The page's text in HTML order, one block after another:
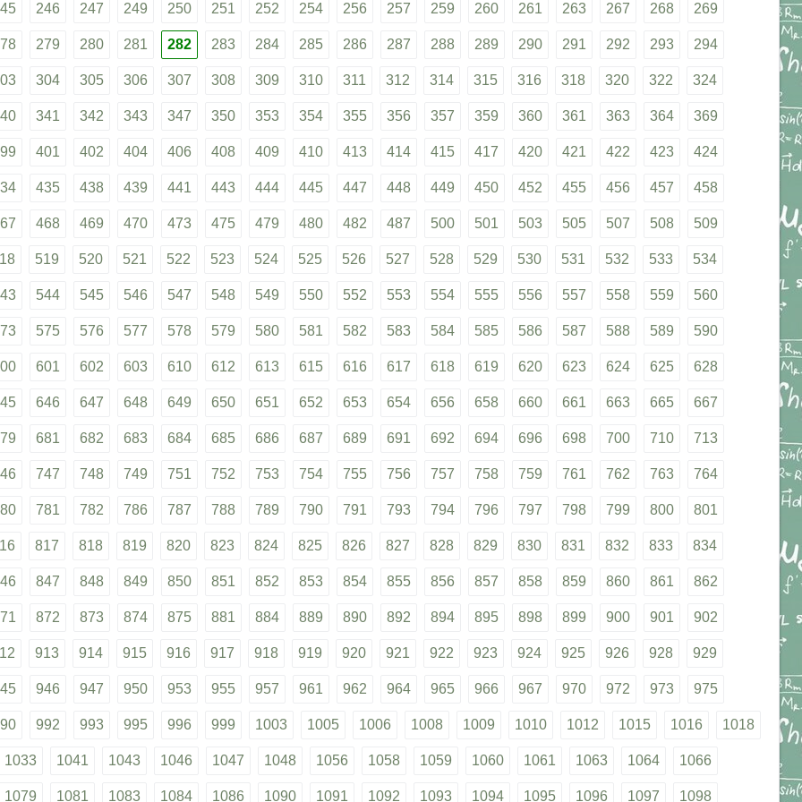
246 247 249 250 251 252 254 256 257 259 260 261 263 267 268 269
279 280 281 282 283 284 285 286 287 288 289 290 291 292 293 294
304 305 306 307 308 309 310 311 312 314 315 316 318 320 322 324
341 342 343 347 350 353 354 355 356 357 359 360 361 363 364 369
401 402 404 406 408 409 410 413 414 415 417 420 421 422 423 424
435 438 439 441 443 444 445 447 448 449 450 452 455 456 457 458
468 469 470 473 475 479 480 482 487 500 501 503 505 507 508 509
519 520 521 522 523 524 525 526 527 528 529 530 531 532 533 534
544 545 546 547 548 549 550 552 553 554 555 556 557 558 559 560
575 576 577 578 579 580 581 582 583 584 585 586 587 588 589 590
601 602 603 610 612 613 615 616 617 618 619 620 623 624 625 628
646 647 648 649 650 651 652 653 654 656 658 660 661 663 665 667
681 682 683 684 685 686 687 689 691 692 694 696 698 700 710 713
747 748 749 751 752 753 754 755 756 757 758 759 761 762 763 764
781 782 786 787 788 789 790 791 793 794 796 797 798 799 800 801
817 818 819 820 823 824 825 826 827 828 829 830 831 832 833 834
847 848 849 850 851 852 853 854 855 856 857 858 859 860 861 862
872 873 874 875 881 884 889 890 892 894 895 898 899 900 901 902
913 914 915 916 917 918 919 920 921 922 923 924 925 926 928 929
946 947 950 953 955 957 961 962 964 965 966 967 970 972 973 975
992 993 995 996 999 1003 1005 1006 1008 1009 1010 1012 1015 1016 1018
1033 1041 1043 1046 1047 1048 1056 1058 1059 1060 1061 1063 1064 1066
1079 1081 1083 1084 1086 1090 1091 1092 1093 1094 1095 1096 1097 1098